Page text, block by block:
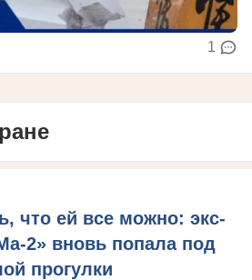
1
что ей все можно: экс-
2» вновь попала под
прогулки